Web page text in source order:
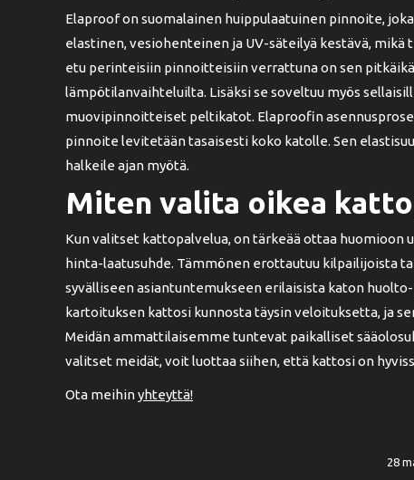
Elaproof on suomalainen huippulaatuinen pinnoite,
elastinen, vesiohenteinen ja UV-säteilyä kestävä,
etu perinteisiin pinnoitteisiin verrattuna on sen
lämpötilanvaihteluilta. Lisäksi se soveltuu myös
muovipinnoitteiset peltikatot. Elaproofin
pinnoite levitetään tasaisesti koko katolle. Sen
halkeile ajan myötä.
Miten valita oikea
Kun valitset kattopalvelua, on tärkeää ottaa huomioon
hinta-laatusuhde. Tämmönen erottautuu kilpailijoista
syvälliseen asiantuntemukseen erilaisista katon
kartoituksen kattosi kunnosta täysin veloituksetta, ja
Meidän ammattilaisemme tuntevat paikalliset
valitset meidät, voit luottaa siihen, että kattosi on
Ota meihinyhteyttä!
28